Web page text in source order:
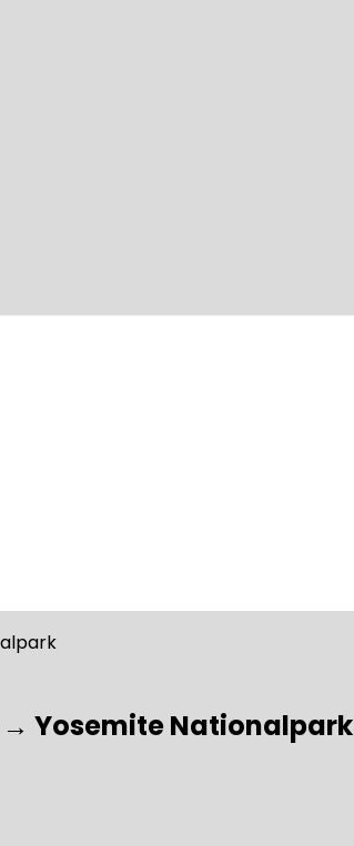
→ Yosemite Nationalpark